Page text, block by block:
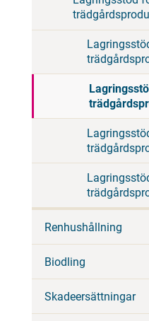
Renhushållning
Biodling
Skadeersättningar